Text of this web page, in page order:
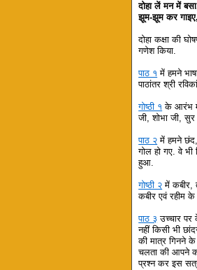
दोहा लें मन में
झूम-झूम कर
दोहा कक्षा की
गणेश किया.
पाठ १ में हमने
पाठांतर श्री
गोष्ठी १ के आरंभ में
जी, शोभा जी, सुर
पाठ २ में हमने छंद,
गोल हो गए. वे भी
हुआ.
गोष्ठी २ में कबीर,
कबीर एवं रहीम
पाठ ३ उच्चार पर
नहीं किसी भी
की मात्र गिनने
चलता की आपने
प्रश्न कर इस सत्र